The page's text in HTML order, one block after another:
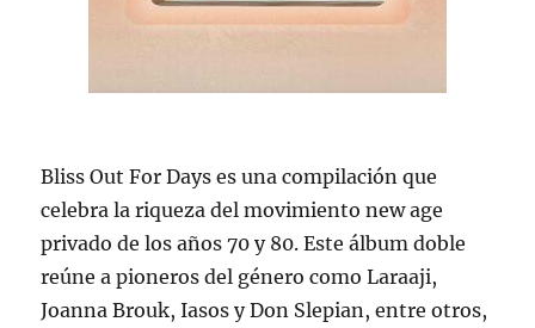
Bliss Out For Days es una compilación que
celebra la riqueza del movimiento new age
privado de los años 70 y 80. Este álbum doble
reúne a pioneros del género como Laraaji,
Joanna Brouk, Iasos y Don Slepian, entre otros,